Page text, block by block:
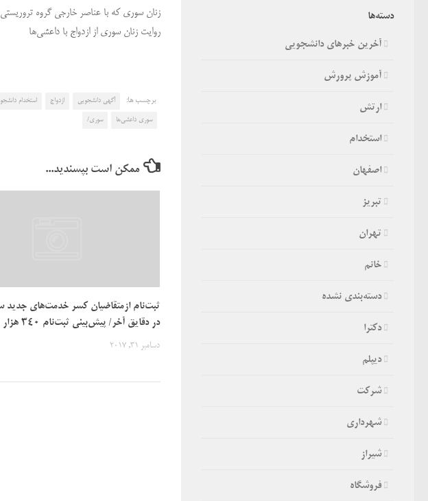
زنان سوری که با عناصر خارجی گروه
روایت زنان سوری از ازدواج با داعشی‌ها
برچسب ها: آگهی دانشجویی ازدواج استخدام
سوری داعشی‌ها سوری/
ممکن است بپسندید...
ثبت‌نام ازمتقاضیان کسر خدمت‌های جدید
در دقایق آخر/ پیش‌بینی ثبت‌نام ۳۴۰ هزار نفر
دسامبر 31, 2017
دسته‌ها
آخرین خبرهای دانشجویی
آموزش پرورش
ارتش
استخدام
اصفهان
تبریز
تهران
خانم
دسته‌بندی نشده
دکترا
دیپلم
شرکت
شهرداری
شیراز
فروشگاه